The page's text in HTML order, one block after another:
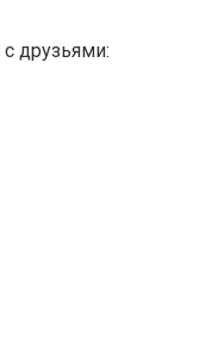
друзьями: